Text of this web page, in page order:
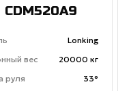
CDM520A9
Lonking
вес
20000 кг
руля
33°